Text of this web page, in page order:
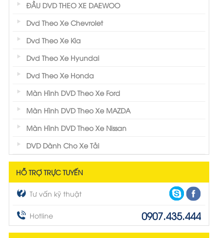
ĐẦU DVD THEO XE DAEWOO
Dvd Theo Xe Chevrolet
Dvd Theo Xe Kia
Dvd Theo Xe Hyundai
Dvd Theo Xe Honda
Màn Hình DVD Theo Xe Ford
Màn Hình DVD Theo Xe MAZDA
Màn Hình DVD Theo Xe Nissan
DVD Dành Cho Xe Tải
HỖ TRỢ TRỰC TUYẾN
Tư vấn kỹ thuật
Hotline 0907.435.444